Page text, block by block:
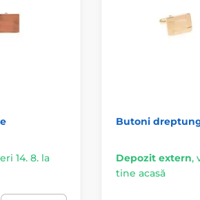
14. 8. la
Butoni
Depozit extern,
tine acasă